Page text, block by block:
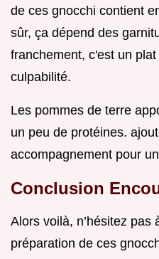
de ces gnocchi contient
sûr, ça dépend des
franchement, c'est un
culpabilité.
Les pommes de terre
un peu de protéines.
accompagnement pour
Conclusion
Alors voilà, n’hésitez pas
préparation de ces